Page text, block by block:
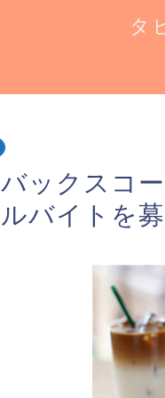
タ
ックスコ
バイトを